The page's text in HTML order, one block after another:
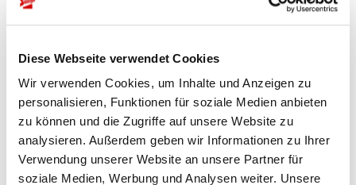
Diese Webseite verwendet Cookies
Wir verwenden Cookies, um Inhalte und Anzeigen zu
personalisieren, Funktionen für soziale Medien anbieten
zu können und die Zugriffe auf unsere Website zu
analysieren. Außerdem geben wir Informationen zu Ihrer
Verwendung unserer Website an unsere Partner für
soziale Medien, Werbung und Analysen weiter. Unsere
Rechnung gestellt und ist noch nicht im Preis
enthalten.
Detailbeschreibung
Gattung:
Biermischgetränk